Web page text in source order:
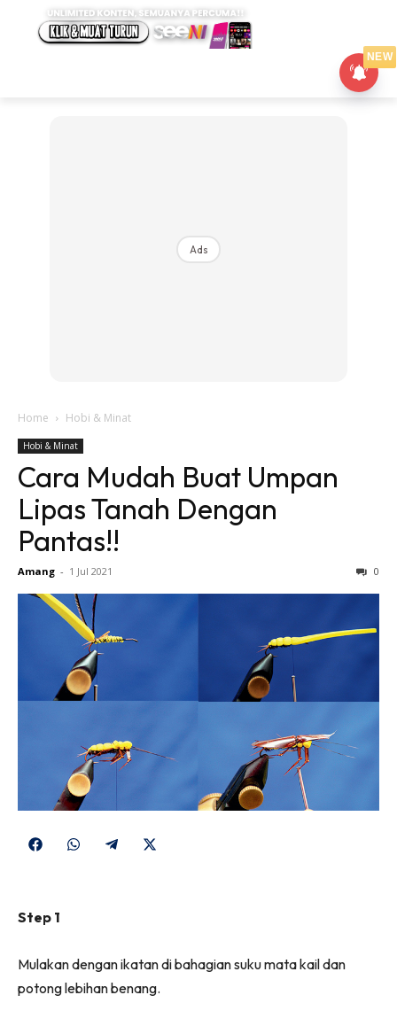
Ads
Home Hobi & Minat
Hobi & Minat
Cara Mudah Buat Umpan
Lipas Tanah Dengan
Pantas!!
Amang - 1 Jul 2021 0
Share
Share
Share
Step 1
Mulakan dengan ikatan di bahagian suku mata kail dan
potong lebihan benang.
NEW